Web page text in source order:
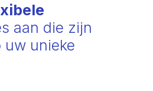
aan die zijn
uw unieke